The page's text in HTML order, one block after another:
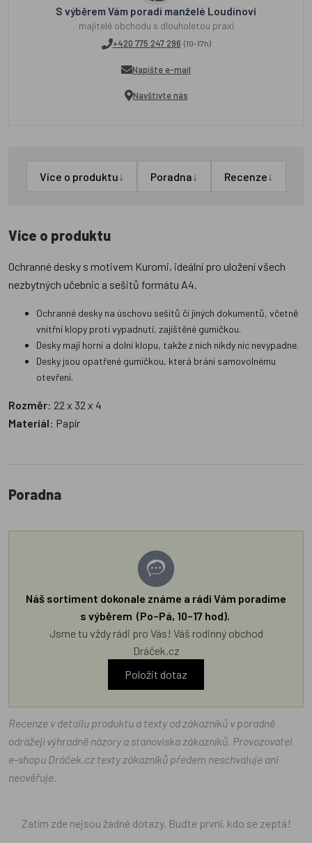
S výběrem Vám poradí manželé Loudínovi
majitelé obchodu s dlouholetou praxí
+420 775 247 296 (10-17h)
Napište e-mail
Navštivte nás
Více o produktu↓ Poradna↓ Recenze↓
Více o produktu
Ochranné desky s motivem Kuromi, ideální pro uložení všech
nezbytných učebnic a sešitů formátu A4.
Ochranné desky na úschovu sešitů či jiných dokumentů, včetně
vnitřní klopy proti vypadnutí, zajištěné gumičkou.
Desky mají horní a dolní klopu, takže z nich nikdy nic nevypadne.
Desky jsou opatřené gumičkou, která brání samovolnému
otevření.
Rozměr: 22 x 32 x 4
Materiál: Papír
Poradna
Náš sortiment dokonale známe a rádi Vám poradíme
s výběrem (Po–Pá, 10–17 hod).
Jsme tu vždy rádi pro Vás! Váš rodinný obchod
Dráček.cz
Položit dotaz
Recenze v detailu produktu a texty od zákazníků v poradně
odrážejí výhradně názory a stanoviska zákazníků. Provozovatel
e-shopu Dráček.cz texty zákazníků předem neschvaluje ani
neověřuje.
Zatím zde nejsou žádné dotazy. Buďte první, kdo se zeptá!